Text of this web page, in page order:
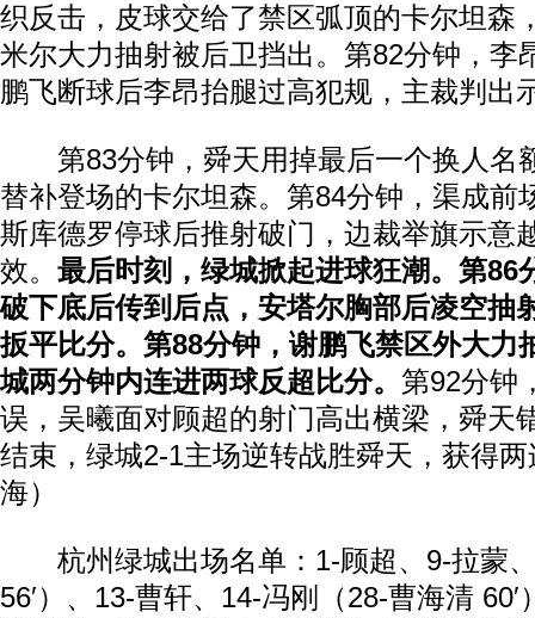
织反击，皮球交给了禁区弧顶的卡尔坦森
米尔大力抽射被后卫挡出。第82分钟，李
鹏飞断球后李昂抬腿过高犯规，主裁判出
第83分钟，舜天用掉最后一个换人名
替补登场的卡尔坦森。第84分钟，渠成前
斯库德罗停球后推射破门，边裁举旗示意
效。 最后时刻，绿城掀起进球狂潮。第86
破下底后传到后点，安塔尔胸部后凌空抽
扳平比分。第88分钟，谢鹏飞禁区外大力
城两分钟内连进两球反超比分。 第92分钟
误，吴曦面对顾超的射门高出横梁，舜天
结束，绿城2-1主场逆转战胜舜天，获得
海）
杭州绿城出场名单：1-顾超、9-拉蒙、
56′）、13-曹轩、14-冯刚（28-曹海清